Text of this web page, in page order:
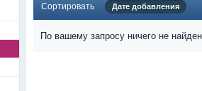
Сортировать Дате добавления
По вашему запросу ничего не